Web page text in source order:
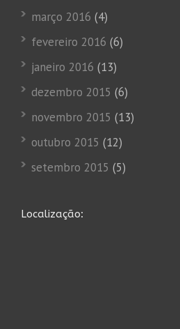
março 2016 (4)
fevereiro 2016 (6)
janeiro 2016 (13)
dezembro 2015 (6)
novembro 2015 (13)
outubro 2015 (12)
setembro 2015 (5)
Localização: